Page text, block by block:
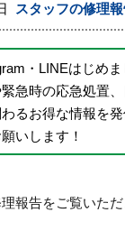
スタッフの修理
・LINEはじめ
急時の応急処置
るお得な情報を発
いします！
報告をご覧いた